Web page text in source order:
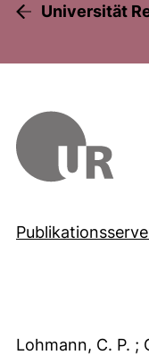
Universität
Lohmann, C. P. ;